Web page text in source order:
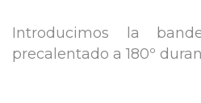
Introducimos la
precalentado a 180º